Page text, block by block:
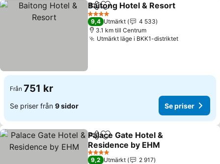
Dela Lägg till i Mina Favoriter
Baitong Hotel & Resort
4 Stjärnor
9,4 Utmärkt
4 533
3.1 km till Centrum
Utmärkt läge i BKK1-distriktetSe priser
Från 751 kr
Se priser från 9 sidor Se priser
Dela Lägg till i Mina Favoriter
Palace Gate Hotel &
Residence by EHM
Se priser
4 Stjärnor
9,2 Utmärkt
2 917